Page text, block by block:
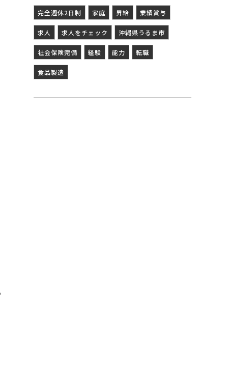
完全週休2日制 家庭 昇給 業績賞与
求人 求人をチェック 沖縄県うるま市
社会保険完備 経験 能力 転職
食品製造